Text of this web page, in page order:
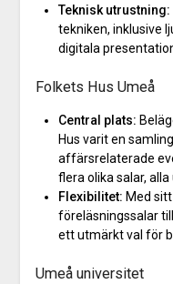
Teknisk utrustning:
tekniken, inklusive
digitala
Folkets Hus Umeå
Central plats:
Hus varit en
affärsrelaterade
flera olika salar,
Flexibilitet: Med
föreläsningssalar
ett utmärkt val för
Umeå universitet